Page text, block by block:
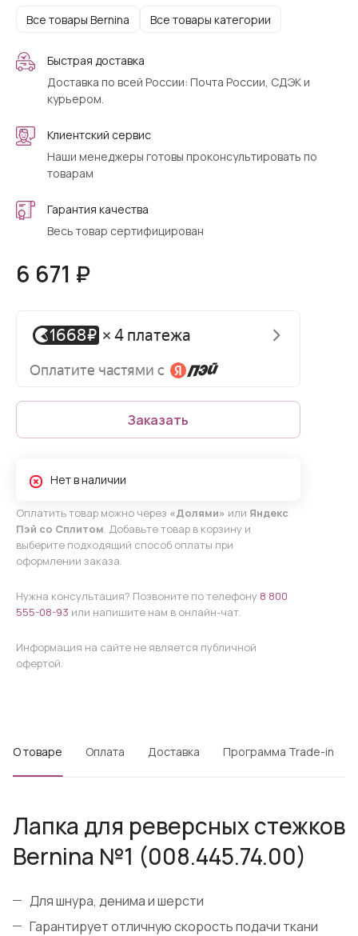
Все товары Bernina Все товары категории
Быстрая доставка
Доставка по всей России: Почта России, СДЭК и
курьером.
Клиентский сервис
Наши менеджеры готовы проконсультировать по
товарам
Гарантия качества
Весь товар сертифицирован
6 671 ₽
Заказать
Нет в наличии
Оплатить товар можно через «Долями» или Яндекс
Пэй со Сплитом. Добавьте товар в корзину и
выберите подходящий способ оплаты при
оформлении заказа.
Нужна консультация? Позвоните по телефону 8 800
555-08-93 или напишите нам в онлайн-чат.
Информация на сайте не является публичной
офертой.
О товаре Оплата Доставка Программа Trade-in
Лапка для реверсных стежков
Bernina №1 (008.445.74.00)
Для шнура, денима и шерсти
Гарантирует отличную скорость подачи ткани